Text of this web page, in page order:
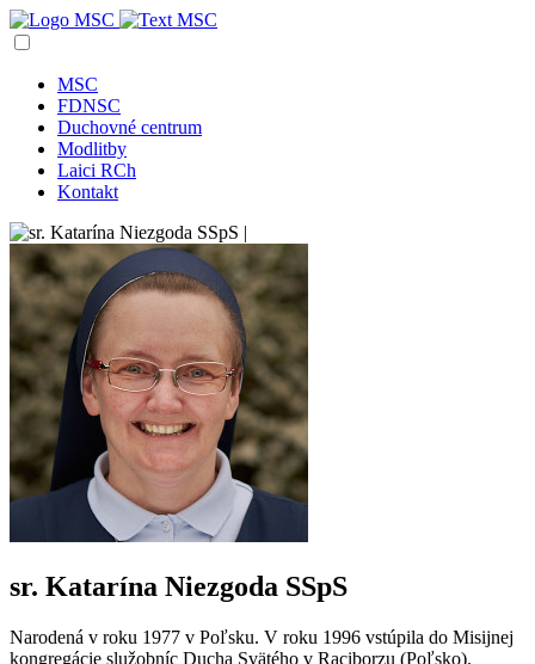
MSC
FDNSC
Duchovné centrum
Modlitby
Laici RCh
Kontakt
sr. Katarína Niezgoda SSpS
Narodená v roku 1977 v Poľsku. V roku 1996 vstúpila do Misijnej
kongregácie služobníc Ducha Svätého v Raciborzu (Poľsko).